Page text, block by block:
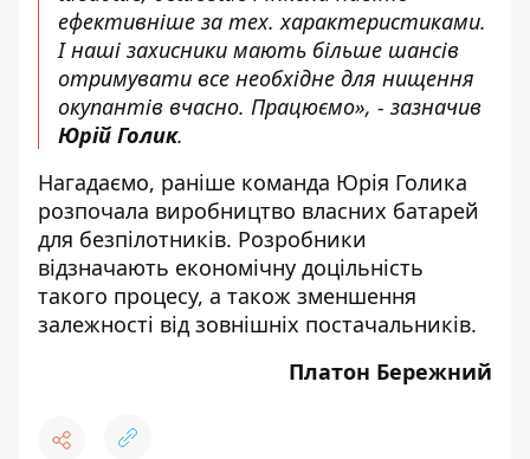
ефективніше за тех. характеристиками.
І наші захисники мають більше шансів
отримувати все необхідне для нищення
окупантів вчасно. Працюємо», - зазначив
Юрій Голик.
Нагадаємо, раніше команда Юрія Голика
розпочала виробництво власних батарей
для безпілотників. Розробники
відзначають економічну доцільність
такого процесу, а також зменшення
залежності від зовнішніх постачальників.
Платон Бережний